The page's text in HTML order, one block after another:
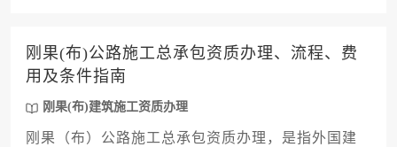
供一套切实可行的落地策略。
刚果(布)公路施工总承包资质办理、流程、费
用及条件指南
刚果(布)建筑施工资质办理
刚果（布）公路施工总承包资质办理，是指外国建